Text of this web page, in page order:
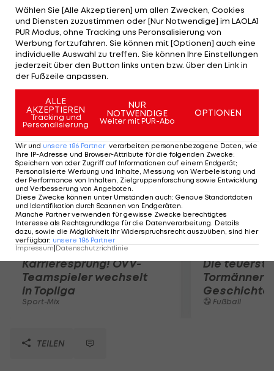
League-Klub Dundee United, der heuer an der
Europa League teilnimmt, ein. In Bad Wimsbach
erzielen Muhammed Ildiz (17.) und Christopher
Drazan (20. und 57.) die Treffer. Mit einem
Blitzturnier in St. Pölten und dem Spiel gegen die
Roma beendet Rapid die Vorbereitung.
Mehr zum Thema
Karrieresprung! ÖVV-
Teamspieler wechselt
in Topliga
Sport-Mix
Die
Tormänner
Geschichte
Fußball
TEILEN
Wählen Sie [Alle Akzeptieren] um allen Zwecken, Cookies
und Diensten zuzustimmen oder [Nur Notwendige] im LAOLA1
PUR Modus, ohne Tracking uns Peronsalisierung von
Werbung fortzufahren. Sie können mit [Optionen] auch eine
individuelle Auswahl zu treffen. Sie können Ihre Einstellungen
jederzeit über den Button links unten bzw. über den Link in
der Fußzeile anpassen.
ALLE
AKZEPTIEREN
Tracking und
Personalisierung
NUR
NOTWENDIGE
Weiter mit PUR-Abo
OPTIONEN
Wir und unsere 186 Partner verarbeiten personenbezogene Daten, wie
Ihre IP-Adresse und Browser-Attribute für die folgenden Zwecke:
Speichern von oder Zugriff auf Informationen auf einem Endgerät;
Personalisierte Werbung und Inhalte, Messung von Werbeleistung und
der Performance von Inhalten, Zielgruppenforschung sowie Entwicklung
und Verbesserung von Angeboten.
Diese Zwecke können unter Umständen auch: Genaue Standortdaten
und Identifikation durch Scannen von Endgeräten.
Manche Partner verwenden für gewisse Zwecke berechtigtes
Interesse als Rechtsgrundlage für die Datenverarbeitung. Details
dazu, sowie die Möglichkeit Ihr Widerspruchsrecht auszuüben, sind hier
verfügbar: unsere 186 Partner
Impressum Datenschutzrichtlinie